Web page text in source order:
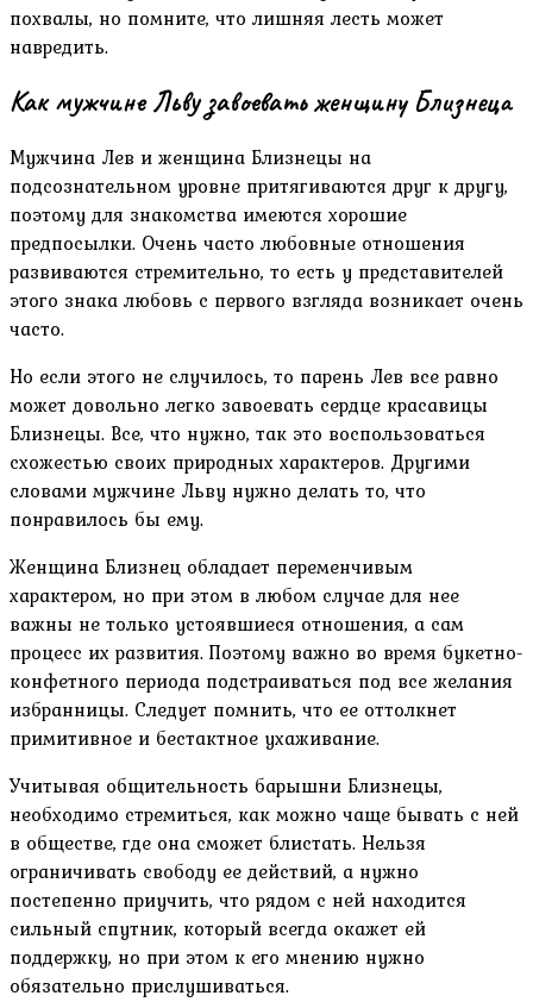
похвалы, но помните, что лишняя лесть может
навредить.
Как мужчине Льву завоевать женщину Близнеца
Мужчина Лев и женщина Близнецы на
подсознательном уровне притягиваются друг к другу,
поэтому для знакомства имеются хорошие
предпосылки. Очень часто любовные отношения
развиваются стремительно, то есть у представителей
этого знака любовь с первого взгляда возникает очень
часто.
Но если этого не случилось, то парень Лев все равно
может довольно легко завоевать сердце красавицы
Близнецы. Все, что нужно, так это воспользоваться
схожестью своих природных характеров. Другими
словами мужчине Льву нужно делать то, что
понравилось бы ему.
Женщина Близнец обладает переменчивым
характером, но при этом в любом случае для нее
важны не только устоявшиеся отношения, а сам
процесс их развития. Поэтому важно во время букетно-
конфетного периода подстраиваться под все желания
избранницы. Следует помнить, что ее оттолкнет
примитивное и бестактное ухаживание.
Учитывая общительность барышни Близнецы,
необходимо стремиться, как можно чаще бывать с ней
в обществе, где она сможет блистать. Нельзя
ограничивать свободу ее действий, а нужно
постепенно приучить, что рядом с ней находится
сильный спутник, который всегда окажет ей
поддержку, но при этом к его мнению нужно
обязательно прислушиваться.